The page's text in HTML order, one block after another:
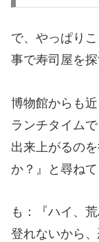
で、やっぱり
事で寿司屋を探
博物館からも
ランチタイム
出来上がるの
か？』と尋ねて
も：『ハイ、
登れないから